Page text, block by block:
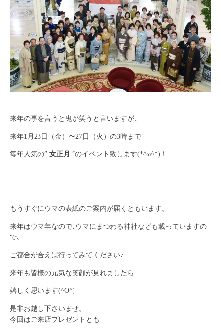
来年の事を言うと鬼が笑うと言いますが、
来年1月23日（金）〜27日（火）の3時まで
毎年人気の” 女正月 ”のイベント致します(*^ω^*)！
もうすぐにウマの表紙のご案内が届くともいます。
来年はウマ年なので､ウマにまつわる神社なども載っていますの
で､
ご都合が合えば行ってみてください♪
来年も皆様の元気な笑顔が見れましたら
嬉しく思います(^O^)
是非お越し下さいませ。
今回はご来店プレゼントとも